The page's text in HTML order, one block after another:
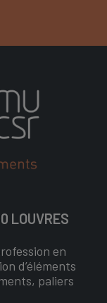
LOUVRES
en
d’éléments
paliers